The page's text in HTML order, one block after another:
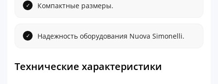
Компактные размеры.
Надежность оборудования Nuova Simonelli.
Технические характеристики